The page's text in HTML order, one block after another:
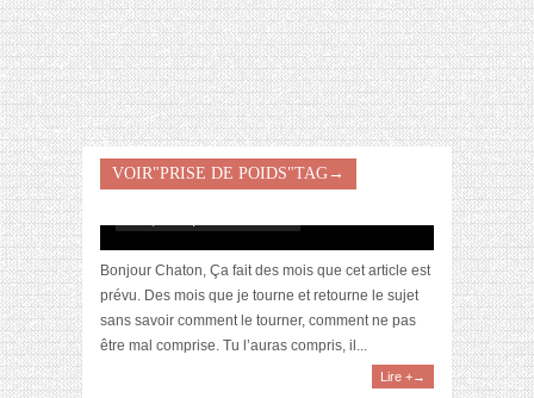
VOIR"PRISE DE POIDS"TAG→
Le cerveau, ce miroir déformant
Bonjour Chaton, Ça fait des mois que cet article est
prévu. Des mois que je tourne et retourne le sujet
sans savoir comment le tourner, comment ne pas
être mal comprise. Tu l’auras compris, il...
Lire +→